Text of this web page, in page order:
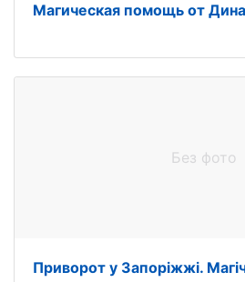
Магическая помощь от
Без фото
Приворот у Запоріжжі.